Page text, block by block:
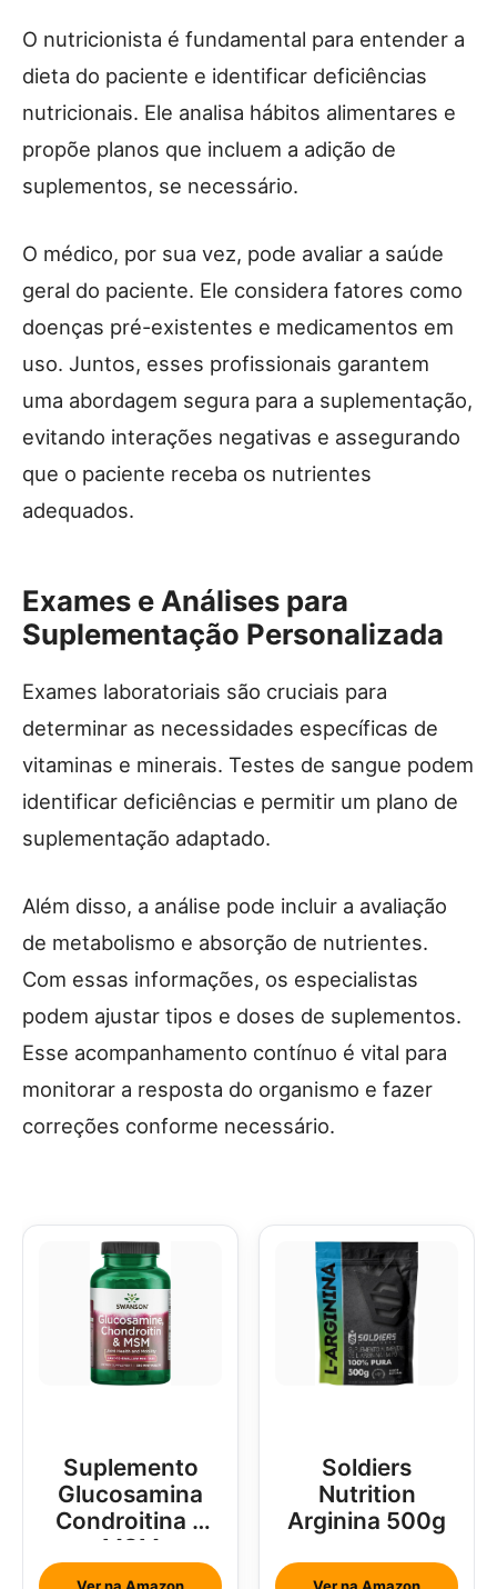
O nutricionista é fundamental para entender a
dieta do paciente e identificar deficiências
nutricionais. Ele analisa hábitos alimentares e
propõe planos que incluem a adição de
suplementos, se necessário.
O médico, por sua vez, pode avaliar a saúde
geral do paciente. Ele considera fatores como
doenças pré-existentes e medicamentos em
uso. Juntos, esses profissionais garantem
uma abordagem segura para a suplementação,
evitando interações negativas e assegurando
que o paciente receba os nutrientes
adequados.
Exames e Análises para
Suplementação Personalizada
Exames laboratoriais são cruciais para
determinar as necessidades específicas de
vitaminas e minerais. Testes de sangue podem
identificar deficiências e permitir um plano de
suplementação adaptado.
Além disso, a análise pode incluir a avaliação
de metabolismo e absorção de nutrientes.
Com essas informações, os especialistas
podem ajustar tipos e doses de suplementos.
Esse acompanhamento contínuo é vital para
monitorar a resposta do organismo e fazer
correções conforme necessário.
Suplemento
Glucosamina
Condroitina e
MSM
Soldiers
Nutrition
Arginina 500g